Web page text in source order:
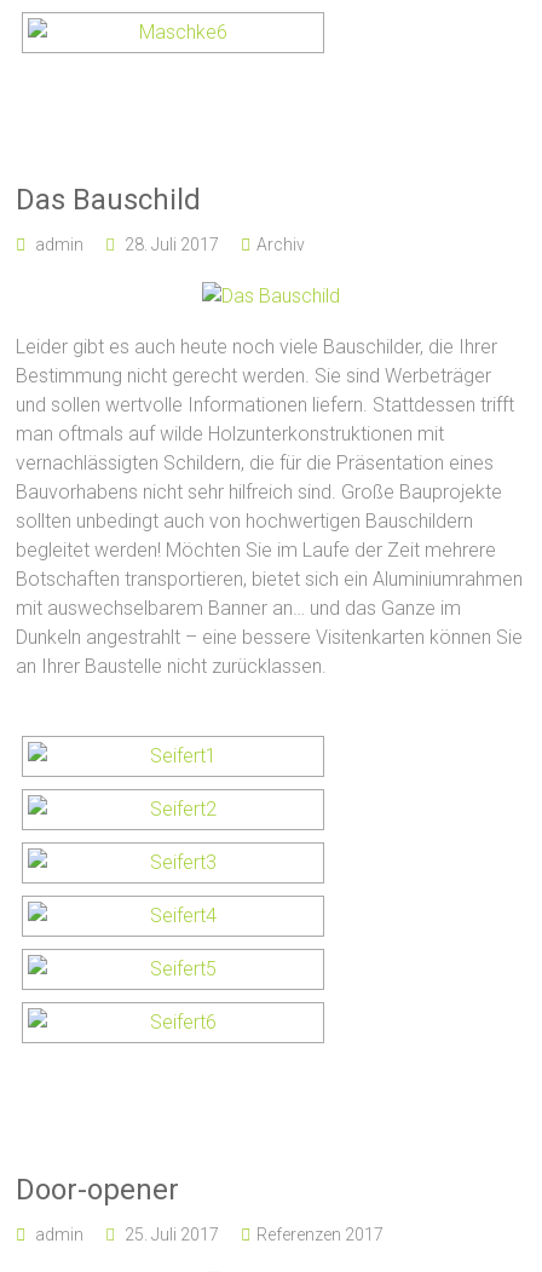
Das Bauschild
admin 28. Juli 2017 Archiv
Leider gibt es auch heute noch viele Bauschilder, die Ihrer
Bestimmung nicht gerecht werden. Sie sind Werbeträger
und sollen wertvolle Informationen liefern. Stattdessen trifft
man oftmals auf wilde Holzunterkonstruktionen mit
vernachlässigten Schildern, die für die Präsentation eines
Bauvorhabens nicht sehr hilfreich sind. Große Bauprojekte
sollten unbedingt auch von hochwertigen Bauschildern
begleitet werden! Möchten Sie im Laufe der Zeit mehrere
Botschaften transportieren, bietet sich ein Aluminiumrahmen
mit auswechselbarem Banner an… und das Ganze im
Dunkeln angestrahlt – eine bessere Visitenkarten können Sie
an Ihrer Baustelle nicht zurücklassen.
Door-opener
admin 25. Juli 2017 Referenzen 2017